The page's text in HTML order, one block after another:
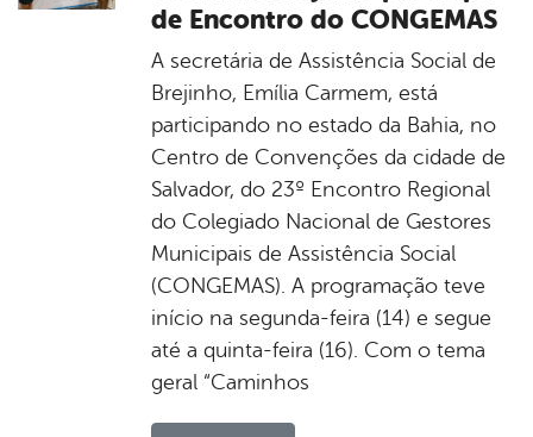
de Encontro do CONGEMAS
A secretária de Assistência Social de
Brejinho, Emília Carmem, está
participando no estado da Bahia, no
Centro de Convenções da cidade de
Salvador, do 23º Encontro Regional
do Colegiado Nacional de Gestores
Municipais de Assistência Social
(CONGEMAS). A programação teve
início na segunda-feira (14) e segue
até a quinta-feira (16). Com o tema
geral “Caminhos